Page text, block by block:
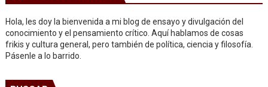
Hola, les doy la bienvenida a mi blog de ensayo y divulgación del
conocimiento y el pensamiento crítico. Aquí hablamos de cosas
frikis y cultura general, pero también de política, ciencia y filosofía.
Pásenle a lo barrido.